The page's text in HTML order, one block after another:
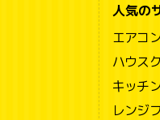
人気の
エアコ
ハウス
キッチ
レンジ